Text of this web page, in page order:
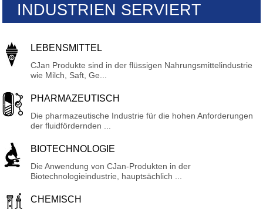
INDUSTRIEN SERVIERT
LEBENSMITTEL
CJan Produkte sind in der flüssigen Nahrungsmittelindustrie
wie Milch, Saft, Ge...
PHARMAZEUTISCH
Die pharmazeutische Industrie für die hohen Anforderungen
der fluidfördernden ...
BIOTECHNOLOGIE
Die Anwendung von CJan-Produkten in der
Biotechnologieindustrie, hauptsächlich ...
CHEMISCH